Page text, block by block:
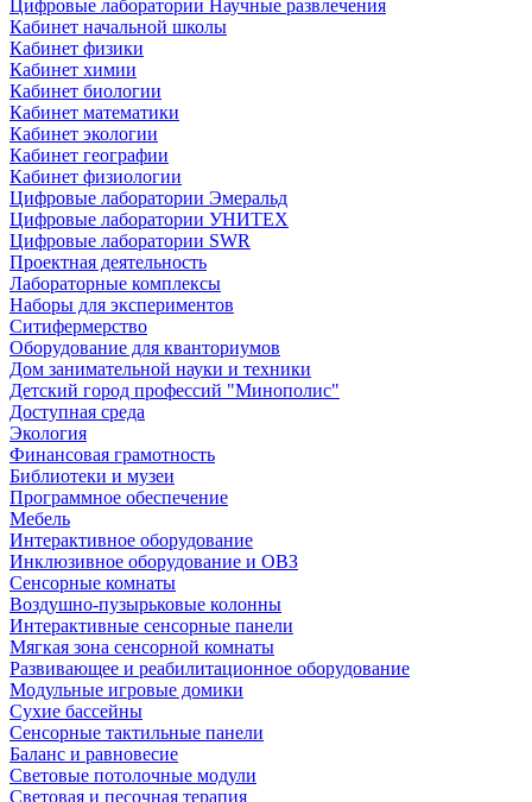
Цифровые лаборатории Научные развлечения
Кабинет начальной школы
Кабинет физики
Кабинет химии
Кабинет биологии
Кабинет математики
Кабинет экологии
Кабинет географии
Кабинет физиологии
Цифровые лаборатории Эмеральд
Цифровые лаборатории УНИТЕХ
Цифровые лаборатории SWR
Проектная деятельность
Лабораторные комплексы
Наборы для экспериментов
Ситифермерство
Оборудование для кванториумов
Дом занимательной науки и техники
Детский город профессий "Минополис"
Доступная среда
Экология
Финансовая грамотность
Библиотеки и музеи
Программное обеспечение
Мебель
Интерактивное оборудование
Инклюзивное оборудование и ОВЗ
Cенсорные комнаты
Воздушно-пузырьковые колонны
Интерактивные сенсорные панели
Мягкая зона сенсорной комнаты
Развивающее и реабилитационное оборудование
Модульные игровые домики
Сухие бассейны
Сенсорные тактильные панели
Баланс и равновесие
Световые потолочные модули
Световая и песочная терапия